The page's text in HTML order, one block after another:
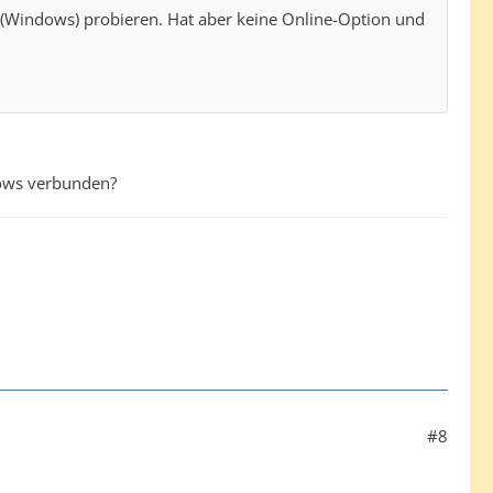
probieren. Hat aber keine Online-Option und
verbunden?
#8